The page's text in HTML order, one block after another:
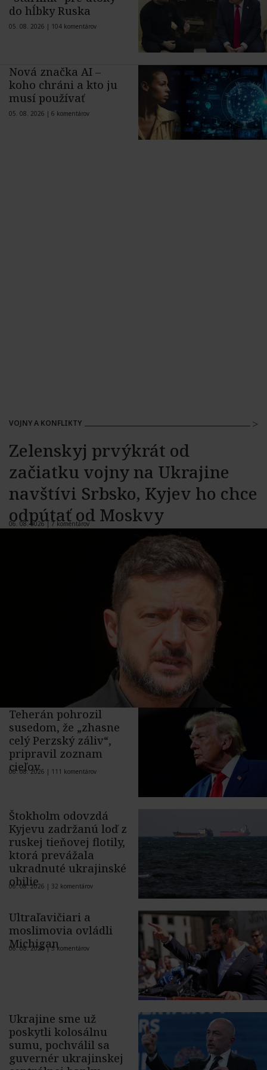
do hĺbky Ruska
05. 08. 2026 | 104 komentárov
Nová značka AI –
koho chráni a kto ju
musí používať
05. 08. 2026 | 6 komentárov
VOJNY A KONFLIKTY
Zelenskyj prvýkrát od
začiatku vojny na Ukrajine
navštívi Srbsko, Kyjev ho chce
odpútať od Moskvy
06. 08. 2026 | 7 komentárov
Teherán pohrozil
susedom, že „zhasne
celý Perzský záliv“,
pripravil zoznam
cieľov
06. 08. 2026 | 111 komentárov
Štokholm odovzdá
Kyjevu zadržanú loď z
ruskej tieňovej flotily,
ktorá prevážala
ukradnuté ukrajinské
obilie
06. 08. 2026 | 32 komentárov
Ultraľavičiari a
moslimovia ovládli
Michigan
06. 08. 2026 |5 komentárov
Ukrajine sme už
poskytli kolosálnu
sumu, pochválil sa
guvernér ukrajinskej